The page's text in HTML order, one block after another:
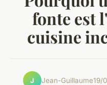
fonte est
cuisine
J Jean-Guillaume19/